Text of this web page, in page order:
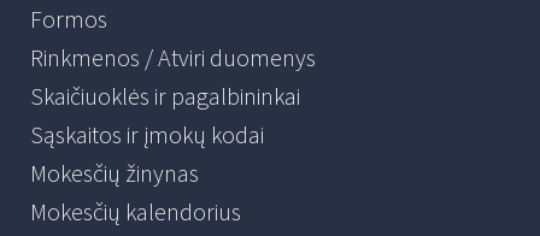
Formos
Rinkmenos / Atviri duomenys
Skaičiuoklės ir pagalbininkai
Sąskaitos ir įmokų kodai
Mokesčių žinynas
Mokesčių kalendorius